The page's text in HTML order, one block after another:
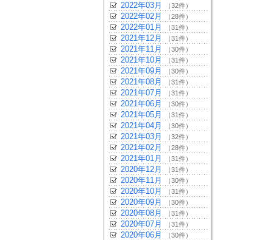
2022年03月 （32件）
2022年02月 （28件）
2022年01月 （31件）
2021年12月 （31件）
2021年11月 （30件）
2021年10月 （31件）
2021年09月 （30件）
2021年08月 （31件）
2021年07月 （31件）
2021年06月 （30件）
2021年05月 （31件）
2021年04月 （30件）
2021年03月 （32件）
2021年02月 （28件）
2021年01月 （31件）
2020年12月 （31件）
2020年11月 （30件）
2020年10月 （31件）
2020年09月 （30件）
2020年08月 （31件）
2020年07月 （31件）
2020年06月 （30件）